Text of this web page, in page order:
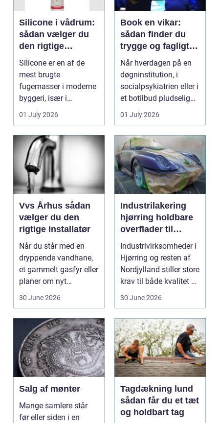
Silicone i vådrum:
sådan vælger du
den rigtige
fugemasse
Silicone er en af de
mest brugte
fugemasser i moderne
byggeri, især i
badeværelser,
køkkener og andr...
01 July 2026
Book en vikar:
sådan finder du
trygge og fagligt
stærke løsninger
Når hverdagen på en
døgninstitution, i
socialpsykiatrien eller i
et botilbud pludselig
ændrer sig, k...
01 July 2026
Vvs Århus sådan
vælger du den
rigtige installatør
Når du står med en
dryppende vandhane,
et gammelt gasfyr eller
planer om nyt
badeværelse, bliver
30 June 2026
Industrilakering
hjørring holdbare
overflader til
industri og erhverv
Industrivirksomheder i
Hjørring og resten af
Nordjylland stiller store
krav til både kvalitet og
hol...
30 June 2026
Salg af mønter
Mange samlere står
før eller siden i en
Tagdækning lund
sådan får du et tæt
og holdbart tag